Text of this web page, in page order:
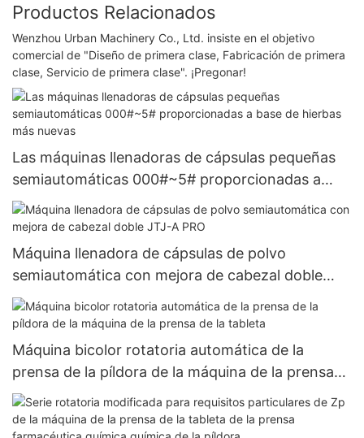
Productos Relacionados
Wenzhou Urban Machinery Co., Ltd. insiste en el objetivo
comercial de "Diseño de primera clase, Fabricación de primera
clase, Servicio de primera clase". ¡Pregonar!
Las máquinas llenadoras de cápsulas pequeñas
semiautomáticas 000#~5# proporcionadas a
base de hierbas más nuevas
Máquina llenadora de cápsulas de polvo
semiautomática con mejora de cabezal doble
JTJ-A PRO
Máquina bicolor rotatoria automática de la
prensa de la píldora de la máquina de la prensa
de la tableta